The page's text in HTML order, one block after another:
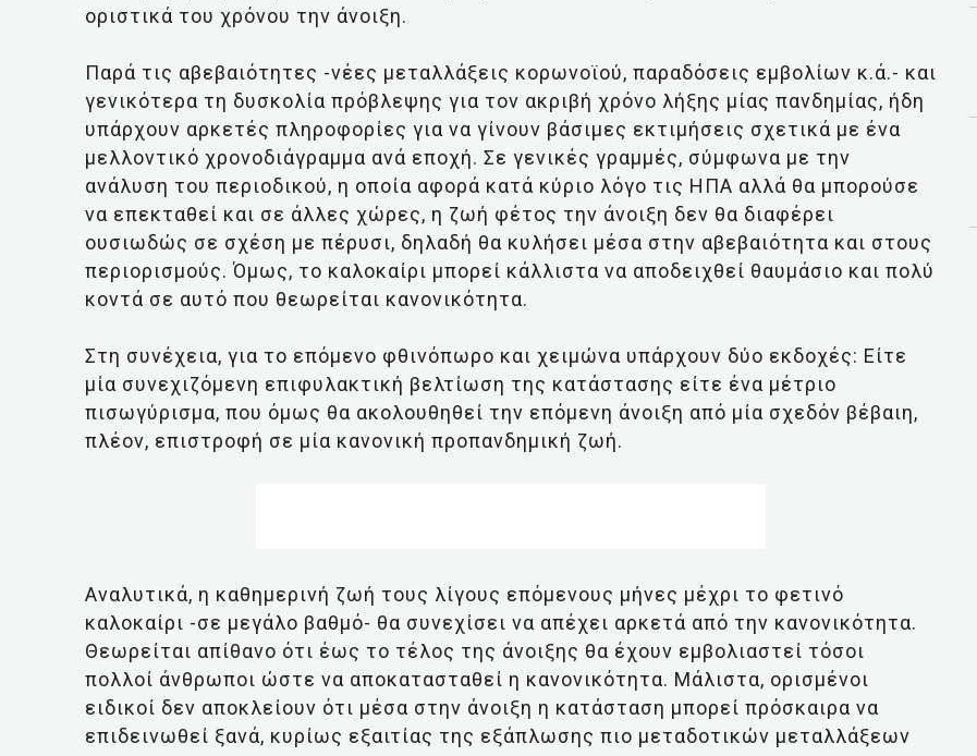
οριστικά του χρόνου την άνοιξη.
Παρά τις αβεβαιότητες -νέες μεταλλάξεις κορωνοϊού, παραδόσεις εμβολίων κ.ά.- και
γενικότερα τη δυσκολία πρόβλεψης για τον ακριβή χρόνο λήξης μίας πανδημίας, ήδη
υπάρχουν αρκετές πληροφορίες για να γίνουν βάσιμες εκτιμήσεις σχετικά με ένα
μελλοντικό χρονοδιάγραμμα ανά εποχή. Σε γενικές γραμμές, σύμφωνα με την
ανάλυση του περιοδικού, η οποία αφορά κατά κύριο λόγο τις ΗΠΑ αλλά θα μπορούσε
να επεκταθεί και σε άλλες χώρες, η ζωή φέτος την άνοιξη δεν θα διαφέρει
ουσιωδώς σε σχέση με πέρυσι, δηλαδή θα κυλήσει μέσα στην αβεβαιότητα και στους
περιορισμούς. Όμως, το καλοκαίρι μπορεί κάλλιστα να αποδειχθεί θαυμάσιο και πολύ
κοντά σε αυτό που θεωρείται κανονικότητα.
Στη συνέχεια, για το επόμενο φθινόπωρο και χειμώνα υπάρχουν δύο εκδοχές: Είτε
μία συνεχιζόμενη επιφυλακτική βελτίωση της κατάστασης είτε ένα μέτριο
πισωγύρισμα, που όμως θα ακολουθηθεί την επόμενη άνοιξη από μία σχεδόν βέβαιη,
πλέον, επιστροφή σε μία κανονική προπανδημική ζωή.
Αναλυτικά, η καθημερινή ζωή τους λίγους επόμενους μήνες μέχρι το φετινό
καλοκαίρι -σε μεγάλο βαθμό- θα συνεχίσει να απέχει αρκετά από την κανονικότητα.
Θεωρείται απίθανο ότι έως το τέλος της άνοιξης θα έχουν εμβολιαστεί τόσοι
πολλοί άνθρωποι ώστε να αποκατασταθεί η κανονικότητα. Μάλιστα, ορισμένοι
ειδικοί δεν αποκλείουν ότι μέσα στην άνοιξη η κατάσταση μπορεί πρόσκαιρα να
επιδεινωθεί ξανά, κυρίως εξαιτίας της εξάπλωσης πιο μεταδοτικών μεταλλάξεων